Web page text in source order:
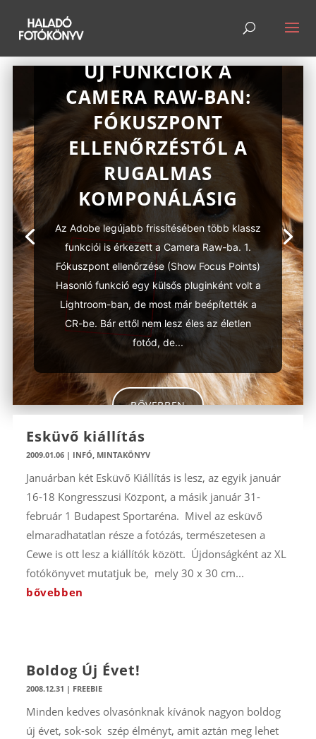
ÚJ FUNKCIÓK A
CAMERA RAW-BAN:
FÓKUSZPONT
ELLENŐRZÉSTŐL A
RUGALMAS
KOMPONÁLÁSIG
Az Adobe legújabb frissítésében több klassz
funkciói is érkezett a Camera Raw-ba. 1.
Fókuszpont ellenőrzése (Show Focus Points)
Hasonló funkció egy külsős pluginként volt a
Lightroom-ban, de most már beépítették a
CR-be. Bár ettől nem lesz éles az életlen
fotód, de...
BŐVEBBEN
Esküvő kiállítás
2009.01.06| INFÓ MINTAKÖNYV
Januárban két Esküvő Kiállítás is lesz, az egyik január
16-18 Kongresszusi Központ, a másik január 31-
február 1 Budapest Sportaréna. Mivel az esküvő
elmaradhatatlan része a fotózás, természetesen a
Cewe is ott lesz a kiállítók között. Újdonságként az XL
fotókönyvet mutatjuk be, mely 30 x 30 cm...
bővebben
Boldog Új Évet!
2008.12.31 | FREEBIE
Minden kedves olvasónknak kívánok nagyon boldog
új évet, sok-sok szép élményt, amit aztán meg lehet